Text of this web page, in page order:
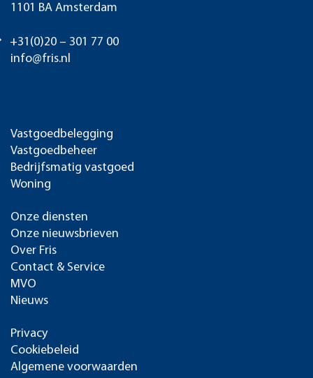
1101 BA Amsterdam
+31(0)20 – 301 77 00
info@fris.nl
Vastgoedbelegging
Vastgoedbeheer
Bedrijfsmatig vastgoed
Woning
Onze diensten
Onze nieuwsbrieven
Over Fris
Contact & Service
MVO
Nieuws
Privacy
Cookiebeleid
Algemene voorwaarden